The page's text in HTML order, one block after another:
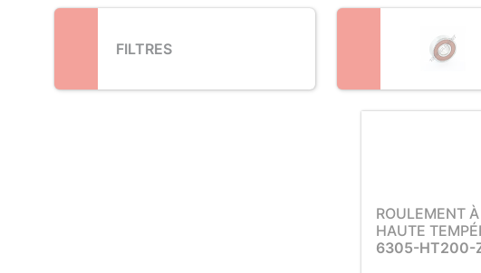
FILTRES
ROULEMENT
HAUTE
6305-HT200-